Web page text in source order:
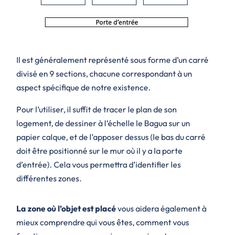
Il est généralement représenté sous forme d’un carré
divisé en 9 sections, chacune correspondant à un
aspect spécifique de notre existence.
Pour l’utiliser, il suffit de tracer le plan de son
logement, de dessiner à l’échelle le Bagua sur un
papier calque, et de l’apposer dessus (le bas du carré
doit être positionné sur le mur où il y a la porte
d’entrée). Cela vous permettra d’identifier les
différentes zones.
La zone où l’objet est placévous aidera également à
mieux comprendre qui vous êtes, comment vous